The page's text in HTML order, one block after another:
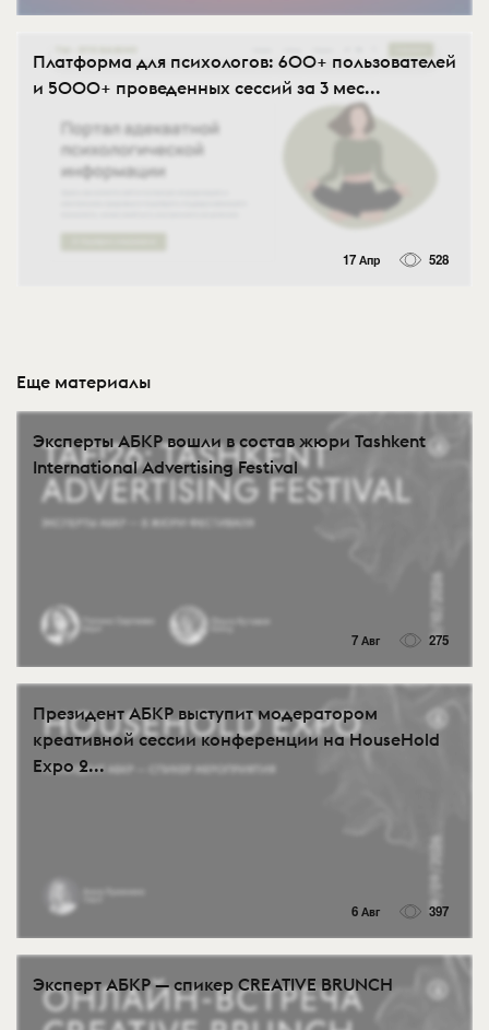
Платформа для психологов: 600+ пользователей
и 5000+ проведенных сессий за 3 мес...
17 Апр 528
Еще материалы
Эксперты АБКР вошли в состав жюри Tashkent
International Advertising Festival
7 Авг 275
Президент АБКР выступит модератором
креативной сессии конференции на HouseHold
Expo 2...
6 Авг 397
Эксперт АБКР — спикер CREATIVE BRUNCH